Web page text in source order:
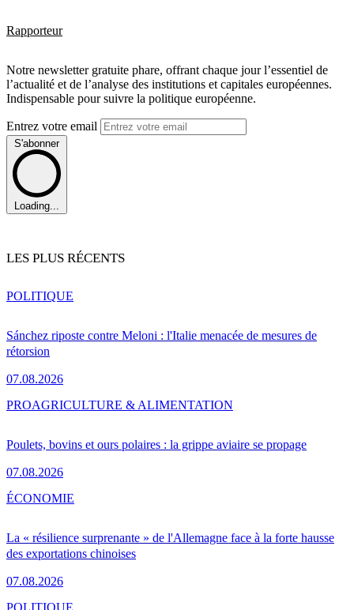
Rapporteur
Notre newsletter gratuite phare, offrant chaque jour l’essentiel de
l’actualité et de l’analyse des institutions et capitales européennes.
Indispensable pour suivre la politique européenne.
Entrez votre email
S'abonner
Loading...
LES PLUS RÉCENTS
Sánchez riposte contre Meloni : l'Italie menacée de mesures de
rétorsion
07.08.2026
POLITIQUE
Poulets, bovins et ours polaires : la grippe aviaire se propage
07.08.2026
PROAGRICULTURE & ALIMENTATION
La « résilience surprenante » de l'Allemagne face à la forte hausse
des exportations chinoises
07.08.2026
ÉCONOMIE